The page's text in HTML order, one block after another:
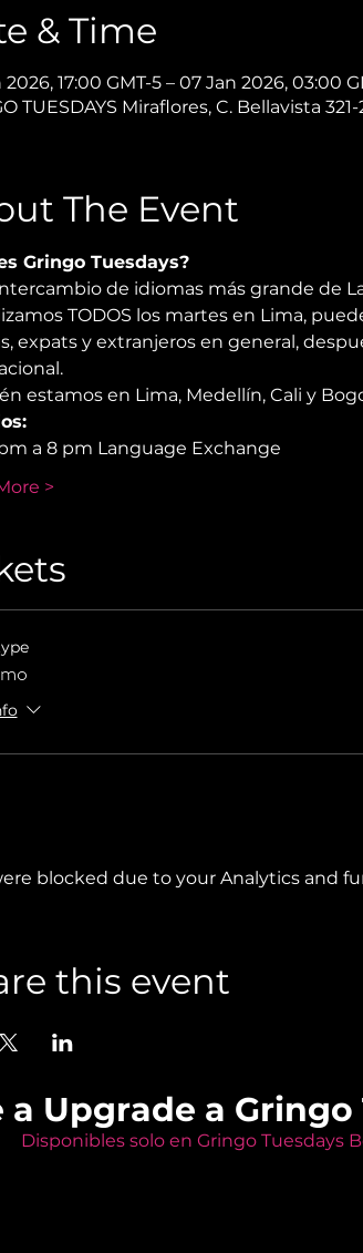
& Time
17:00 GMT-5 – 07 Jan 2026, 03:00
TUESDAYS Miraflores, C. Bellavista
The Event
Gringo Tuesdays?
de idiomas más grande de
TODOS los martes en Lima,
expats y extranjeros en general,
estamos en Lima, Medellín, Cali y
a 8 pm Language Exchange
>
blocked due to your Analytics and
this event
a Upgrade a
Disponibles solo en Gringo Tuesdays